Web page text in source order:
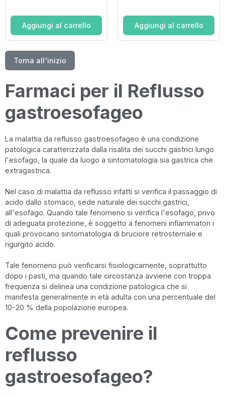
Aggiungi al carrello Aggiungi al carrello
Torna all'inizio
Farmaci per il Reflusso
gastroesofageo
La malattia da reflusso gastroesofageo è una condizione
patologica caratterizzata dalla risalita dei succhi gastrici lungo
l'esofago, la quale da luogo a sintomatologia sia gastrica che
extragastrica.
Nel caso di malattia da reflusso infatti si verifica il passaggio di
acido dallo stomaco, sede naturale dei succhi gastrici,
all'esofago. Quando tale fenomeno si verifica l'esofago, privo
di adeguata protezione, è soggetto a fenomeni infiammatori i
quali provocano sintomatologia di bruciore retrosternale e
rigurgito acido.
Tale fenomeno può verificarsi fisiologicamente, soprattutto
dopo i pasti, ma quando tale circostanza avviene con troppa
frequenza si delinea una condizione patologica che si
manifesta generalmente in età adulta con una percentuale del
10-20 % della popolazione europea.
Come prevenire il
reflusso
gastroesofageo?